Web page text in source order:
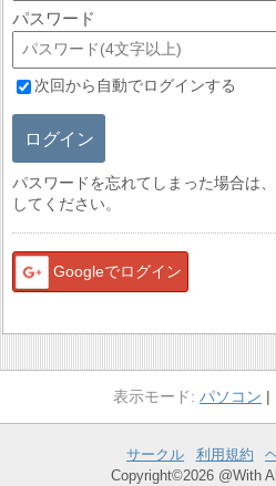
パスワード
次回から自動でログインする
ログイン
パスワードを忘れてしまった場合は
してください。
Googleでログイン
パソコン
サークル 利用規約
Copyright©2026 @With